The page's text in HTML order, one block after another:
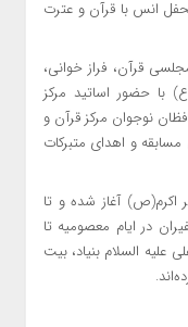
انس با قرآن و عترت
قرآن، فراز خوانی،
با حضور اساتید مرکز
نوجوان مرکز قرآن و
و اهدای متبرکات
اکرم(ص) آغاز شده و تا
در ایام معصومیه تا
السلام بنیاد، بیت